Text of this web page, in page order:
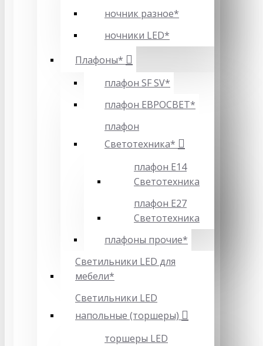
ночник разное*
ночники LED*
Плафоны*
плафон SF SV*
плафон ЕВРОСВЕТ*
плафон
Светотехника*
плафон Е14
Светотехника
плафон Е27
Светотехника
плафоны прочие*
Светильники LED для
мебели*
Светильники LED
напольные (торшеры)
торшеры LED